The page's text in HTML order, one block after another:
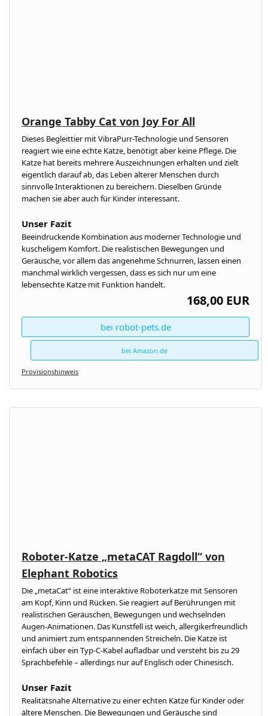
Orange Tabby Cat von Joy For All
Dieses Begleittier mit VibraPurr-Technologie und Sensoren
reagiert wie eine echte Katze, benötigt aber keine Pflege. Die
Katze hat bereits mehrere Auszeichnungen erhalten und zielt
eigentlich darauf ab, das Leben älterer Menschen durch
sinnvolle Interaktionen zu bereichern. Dieselben Gründe
machen sie aber auch für Kinder interessant.
Unser Fazit
Beeindruckende Kombination aus moderner Technologie und
kuscheligem Komfort. Die realistischen Bewegungen und
Geräusche, vor allem das angenehme Schnurren, lassen einen
manchmal wirklich vergessen, dass es sich nur um eine
lebensechte Katze mit Funktion handelt.
168,00 EUR
bei robot-pets.de
bei Amazon.de
Provisionshinweis
Roboter-Katze „metaCAT Ragdoll“ von
Elephant Robotics
Die „metaCat“ ist eine interaktive Roboterkatze mit Sensoren
am Kopf, Kinn und Rücken. Sie reagiert auf Berührungen mit
realistischen Geräuschen, Bewegungen und wechselnden
Augen-Animationen. Das Kunstfell ist weich, allergikerfreundlich
und animiert zum entspannenden Streicheln. Die Katze ist
einfach über ein Typ-C-Kabel aufladbar und versteht bis zu 29
Sprachbefehle – allerdings nur auf Englisch oder Chinesisch.
Unser Fazit
Realitätsnahe Alternative zu einer echten Katze für Kinder oder
ältere Menschen. Die Bewegungen und Geräusche sind